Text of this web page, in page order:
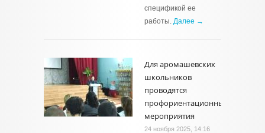
спецификой ее
работы. Далее →
Для аромашевских
школьников
проводятся
профориентационные
мероприятия
24 ноября 2025, 14:16